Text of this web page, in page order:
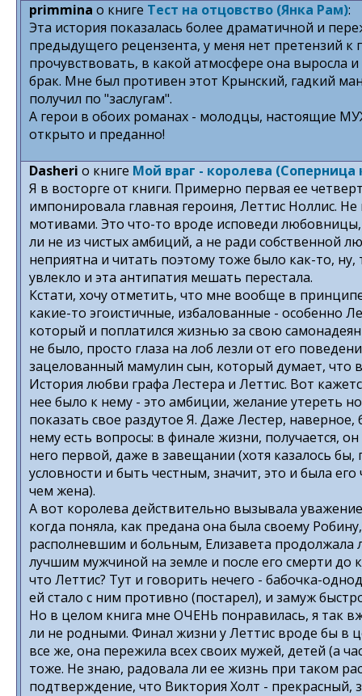
primmina о книге Тест на отцовство (Янка Рам):
Эта история показалась более драматичной и
предыдущего рецензента, у меня нет претензий к
прочувствовать, в какой атмосфере она выросла
брак. Мне был противен этот Крынский, гадкий
получил по "заслугам".
А герои в обоих романах - молодцы, настоящие
открыто и преданно!
Dasheri о книге Мой враг - королева
Я в восторге от книги. Примерно первая ее
импонировала главная героиня, Леттис Ноллис.
мотивами. Это что-то вроде исповеди
ли не из чистых амбиций, а не ради
неприятна и читать поэтому тоже было как-то,
увлекло и эта антипатия мешать перестала.
Кстати, хочу отметить, что мне вообще в
какие-то эгоистичные, избалованные - особенно
который и поплатился жизнью за свою
не было, просто глаза на лоб лезли от его
зацелованный мамулин сын, который думает, что
История любви графа Лестера и Леттис. Вот
нее было к нему - это амбиции, желание утереть
показать свое раздутое Я. Даже Лестер,
нему есть вопросы: в финале жизни, получается,
него первой, даже в завещании (хотя казалось
условности и быть честным, значит, это и была
чем жена).
А вот королева действительно вызывала
когда поняла, как предана она была своему
располневшим и больным, Елизавета продолжала
лучшим мужчиной на земле и после его смерти до
что Леттис? Тут и говорить нечего - бабочка-
ей стало с ним противно (постарел), и замуж
Но в целом книга мне ОЧЕНЬ понравилась, я так
ли не родными. Финал жизни у Леттис вроде бы в
все же, она пережила всех своих мужей, детей (а
тоже. Не знаю, радовала ли ее жизнь при таком
подтверждение, что Виктория Холт - прекрасный,